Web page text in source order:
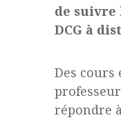
de suivre
DCG à
Des cours
répondre